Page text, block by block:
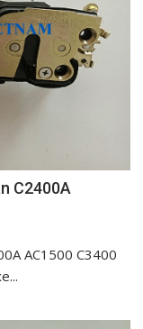
C2400A
AC1500 C3400